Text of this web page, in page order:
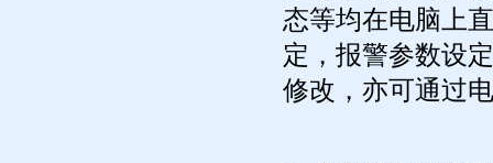
态等均在电脑上
定，报警参数设
修改，亦可通过